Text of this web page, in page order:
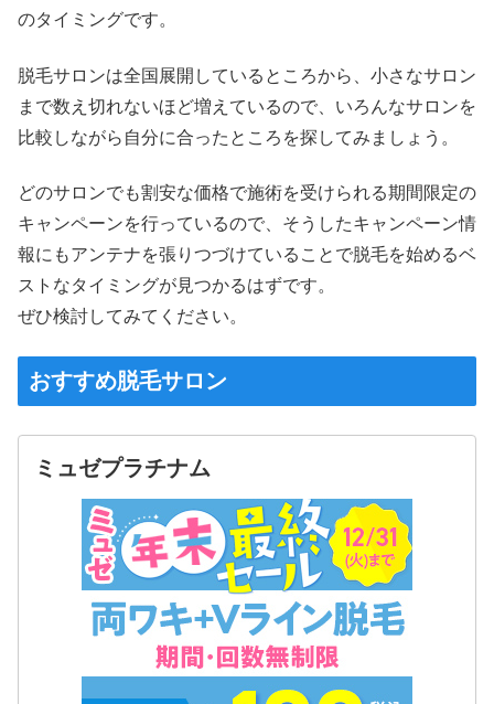
のタイミングです。
脱毛サロンは全国展開しているところから、小さなサロン
まで数え切れないほど増えているので、いろんなサロンを
比較しながら自分に合ったところを探してみましょう。
どのサロンでも割安な価格で施術を受けられる期間限定の
キャンペーンを行っているので、そうしたキャンペーン情
報にもアンテナを張りつづけていることで脱毛を始めるベ
ストなタイミングが見つかるはずです。
ぜひ検討してみてください。
おすすめ脱毛サロン
ミュゼプラチナム